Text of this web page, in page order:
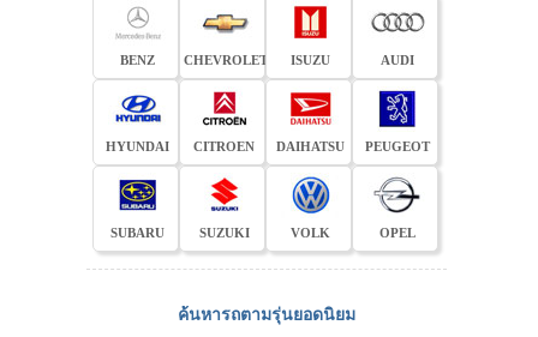
BENZ CHEVROLET ISUZU AUDI
HYUNDAI CITROEN DAIHATSU PEUGEOT
SUBARU SUZUKI VOLK OPEL
ค้นหารถตามรุ่นยอดนิยม